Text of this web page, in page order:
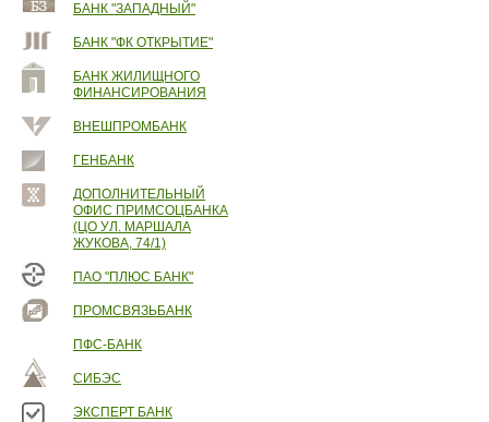
БАНК "ЗАПАДНЫЙ"
БАНК "ФК ОТКРЫТИЕ"
БАНК ЖИЛИЩНОГО
ФИНАНСИРОВАНИЯ
ВНЕШПРОМБАНК
ГЕНБАНК
ДОПОЛНИТЕЛЬНЫЙ
ОФИС ПРИМСОЦБАНКА
(ЦО УЛ. МАРШАЛА
ЖУКОВА, 74/1)
ПАО "ПЛЮС БАНК"
ПРОМСВЯЗЬБАНК
ПФС-БАНК
СИБЭС
ЭКСПЕРТ БАНК